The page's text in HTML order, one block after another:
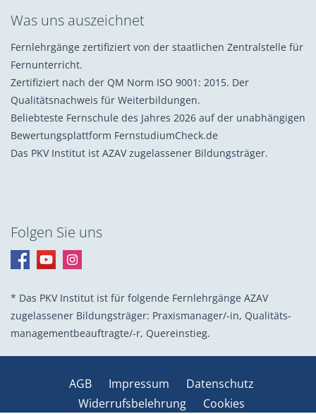
Was uns auszeichnet
Fernlehrgänge zertifiziert von der staatlichen Zentralstelle für
Fernunterricht.
Zertifiziert nach der QM Norm ISO 9001: 2015. Der
Qualitätsnachweis für Weiterbildungen.
Beliebteste Fernschule des Jahres 2026 auf der unabhängigen
Bewertungsplattform FernstudiumCheck.de
Das PKV Institut ist AZAV zugelassener Bildungsträger.
Folgen Sie uns
* Das PKV Institut ist für folgende Fernlehrgänge AZAV
zugelassener Bildungsträger: Praxis­manager/-in, Quali­täts­
management­beauf­tragte/-r, Quer­einstieg.
AGB Impressum
Datenschutz
Widerrufsbelehrung
Cookies